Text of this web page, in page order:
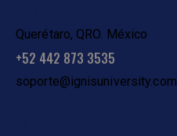
Querétaro, QRO. México
+52 442 873 3535
soporte@ignisuniversity.com